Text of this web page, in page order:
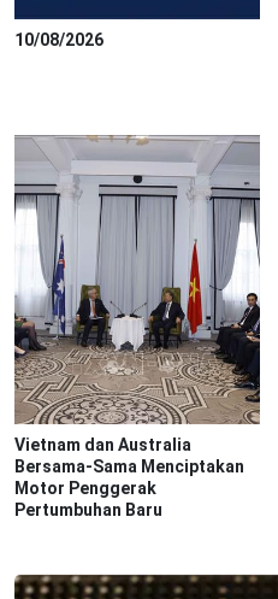
10/08/2026
Vietnam dan Australia
Bersama-Sama Menciptakan
Motor Penggerak
Pertumbuhan Baru